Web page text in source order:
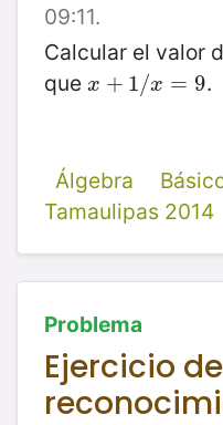
09:11.
Calcular el valor
que x + 1/x = 9
x+1 /x=9 .
Álgebra
Tamaulipas 2014
Problema
Ejercicio de